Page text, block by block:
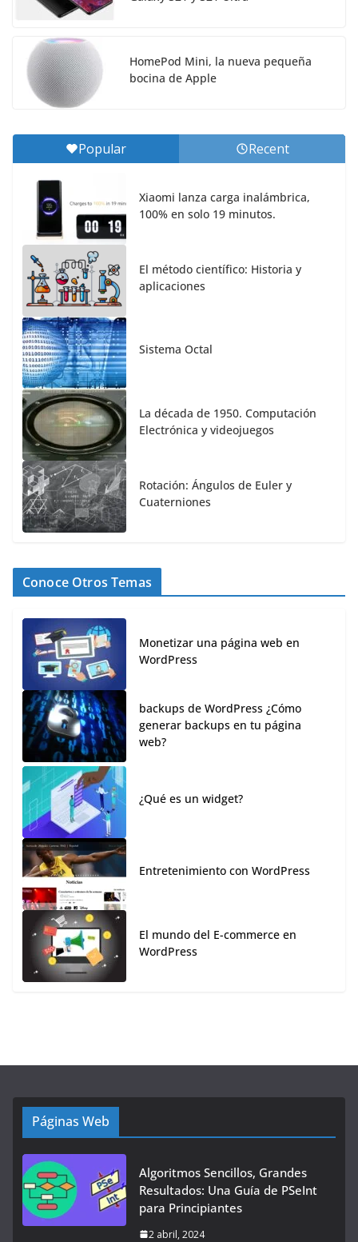
HomePod Mini, la nueva pequeña
bocina de Apple
Popular Recent
Xiaomi lanza carga inalámbrica,
100% en solo 19 minutos.
El método científico: Historia y
aplicaciones
Sistema Octal
La década de 1950. Computación
Electrónica y videojuegos
Rotación: Ángulos de Euler y
Cuaterniones
Conoce Otros Temas
Monetizar una página web en
WordPress
backups de WordPress ¿Cómo
generar backups en tu página
web?
¿Qué es un widget?
Entretenimiento con WordPress
El mundo del E-commerce en
WordPress
Páginas Web
Algoritmos Sencillos, Grandes
Resultados: Una Guía de PSeInt
para Principiantes
2 abril, 2024